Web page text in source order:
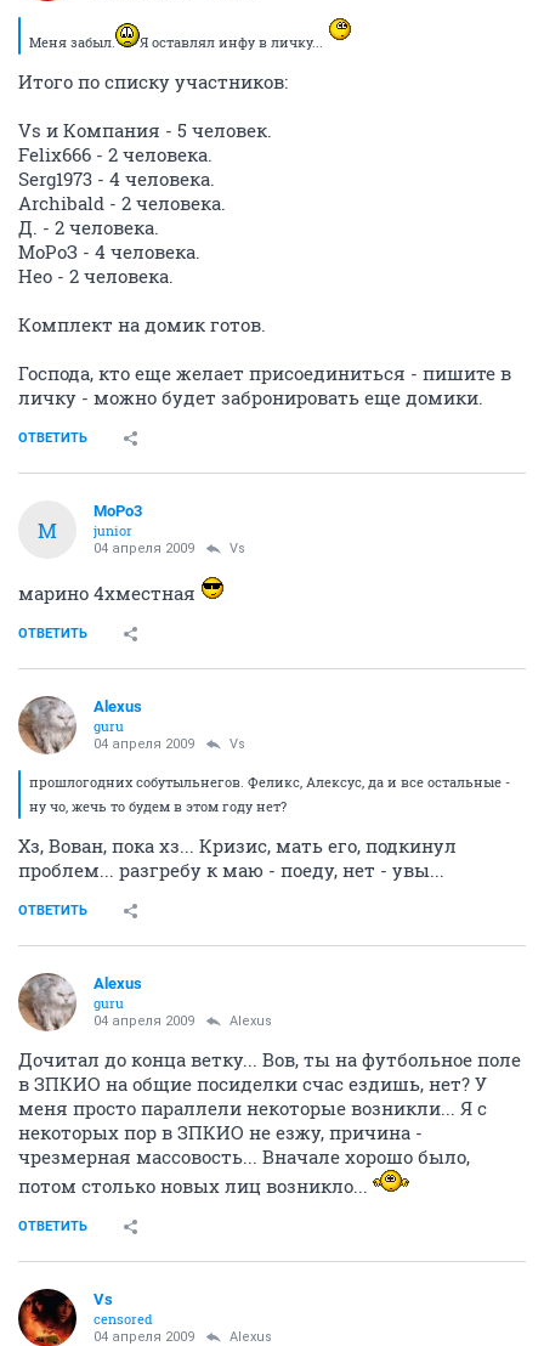
Меня забыл. Я оставлял инфу в личку...
Итого по списку участников:
Vs и Компания - 5 человек.
Felix666 - 2 человека.
Serg1973 - 4 человека.
Archibald - 2 человека.
Д. - 2 человека.
МоРоЗ - 4 человека.
Нео - 2 человека.
Комплект на домик готов.
Господа, кто еще желает присоединиться - пишите в
личку - можно будет забронировать еще домики.
ОТВЕТИТЬ
M
MoPo3
junior
04 апреля 2009 Vs
марино 4хместная
ОТВЕТИТЬ
Alexus
guru
04 апреля 2009 Vs
прошлогодних собутыльнегов. Феликс, Алексус, да и все остальные -
ну чо, жечь то будем в этом году нет?
Хз, Вован, пока хз... Кризис, мать его, подкинул
проблем... разгребу к маю - поеду, нет - увы...
ОТВЕТИТЬ
Alexus
guru
04 апреля 2009 Alexus
Дочитал до конца ветку... Вов, ты на футбольное поле
в ЗПКИО на общие посиделки счас ездишь, нет? У
меня просто параллели некоторые возникли... Я с
некоторых пор в ЗПКИО не езжу, причина -
чрезмерная массовость... Вначале хорошо было,
потом столько новых лиц возникло...
ОТВЕТИТЬ
Vs
censored
04 апреля 2009 Alexus